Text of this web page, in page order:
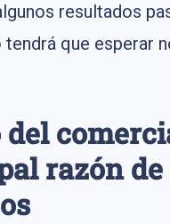
resultados
tendrá que esperar
razón de